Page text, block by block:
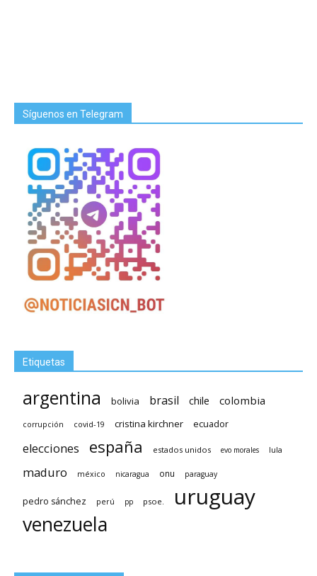
Síguenos en Telegram
Etiquetas
argentina bolivia brasil chile colombia
corrupción covid-19 cristina kirchner ecuador
elecciones españa estados unidos evo morales lula
maduro méxico nicaragua onu paraguay
pedro sánchez perú pp psoe. uruguay
venezuela